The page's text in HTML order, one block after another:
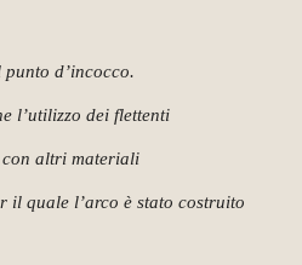
d’incocco.
l’utilizzo dei flettenti
con altri materiali
il quale l’arco è stato costruito